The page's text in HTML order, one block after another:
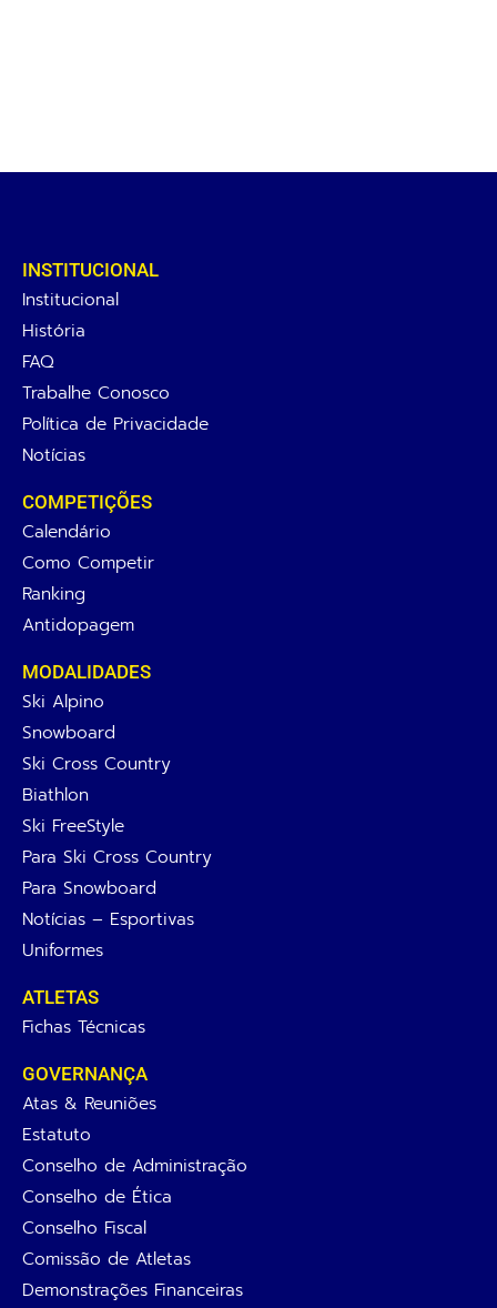
INSTITUCIONAL
Institucional
História
FAQ
Trabalhe Conosco
Política de Privacidade
Notícias
COMPETIÇÕES
Calendário
Como Competir
Ranking
Antidopagem
MODALIDADES
Ski Alpino
Snowboard
Ski Cross Country
Biathlon
Ski FreeStyle
Para Ski Cross Country
Para Snowboard
Notícias – Esportivas
Uniformes
ATLETAS
Fichas Técnicas
GOVERNANÇA
Atas & Reuniões
Estatuto
Conselho de Administração
Conselho de Ética
Conselho Fiscal
Comissão de Atletas
Demonstrações Financeiras